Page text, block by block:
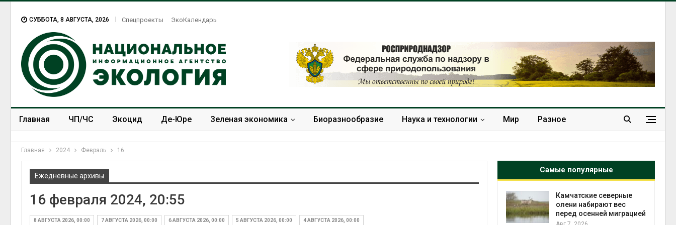
СУББОТА, 8 АВГУСТА, 2026 Спецпроекты ЭкоКалендарь
Главная ЧП/ЧС Экоцид Де-Юре Зеленая экономика Биоразнообразие Наука и технологии Мир Разное
Главная 2024 Февраль 16
Ежедневные архивы
16 февраля 2024, 20:55
8 АВГУСТА 2026, 00:00 7 АВГУСТА 2026, 00:00 6 АВГУСТА 2026, 00:00 5 АВГУСТА 2026, 00:00 4 АВГУСТА 2026, 00:00
Самые популярные
регионов столкнулись с
экстремальными
Камчатские северные
олени набирают вес
перед осенней миграцией